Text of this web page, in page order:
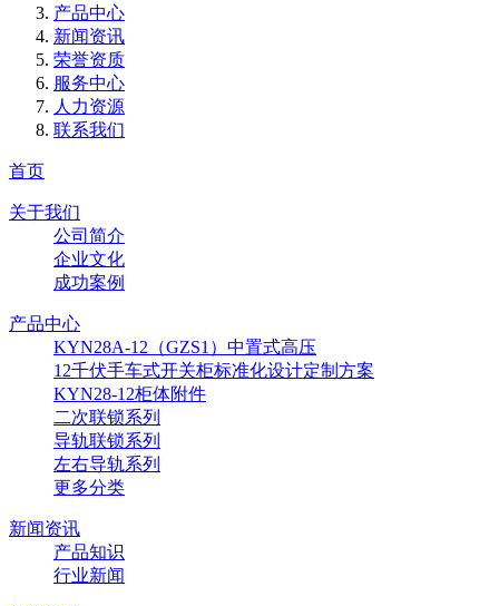
产品中心
新闻资讯
荣誉资质
服务中心
人力资源
联系我们
首页
关于我们
公司简介
企业文化
成功案例
产品中心
KYN28A-12（GZS1）中置式高压
12千伏手车式开关柜标准化设计定制方案
KYN28-12柜体附件
二次联锁系列
导轨联锁系列
左右导轨系列
更多分类
新闻资讯
产品知识
行业新闻